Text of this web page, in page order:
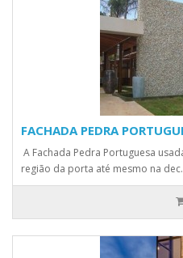
FACHADA PEDRA
A Fachada Pedra Portuguesa
região da porta até mesmo na